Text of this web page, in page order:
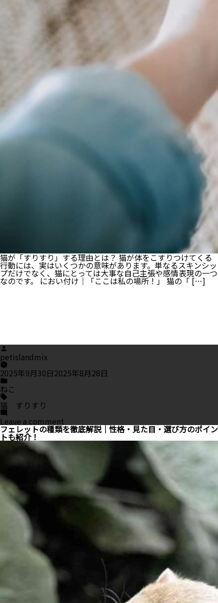
猫が「すりすり」する理由とは？ 猫が体をこすりつけてくる
行動には、実はいくつかの意味があります。単なるスキンシッ
プだけでなく、猫にとっては大事な自己主張や感情表現の一つ
なのです。 におい付け｜「ここは私の場所！」 猫の「 […]
Posted
by
petislandmix
2025年9月30日2025年8月28日
Posted
in
ねこ
Tags:
猫 すりすり
Leave a comment
猫
が
「す
す
る
本
当
読
フェレットの種類を徹底解説｜性格・見た目・選び方のポイン
トも紹介！